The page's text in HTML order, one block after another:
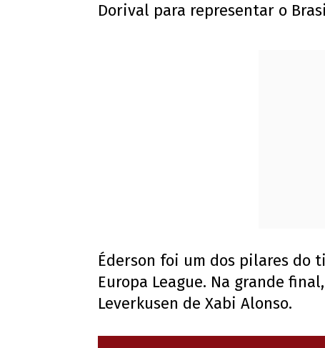
Dorival para representar o
Éderson foi um dos pilares do
Europa League. Na grande
Leverkusen de Xabi Alonso.